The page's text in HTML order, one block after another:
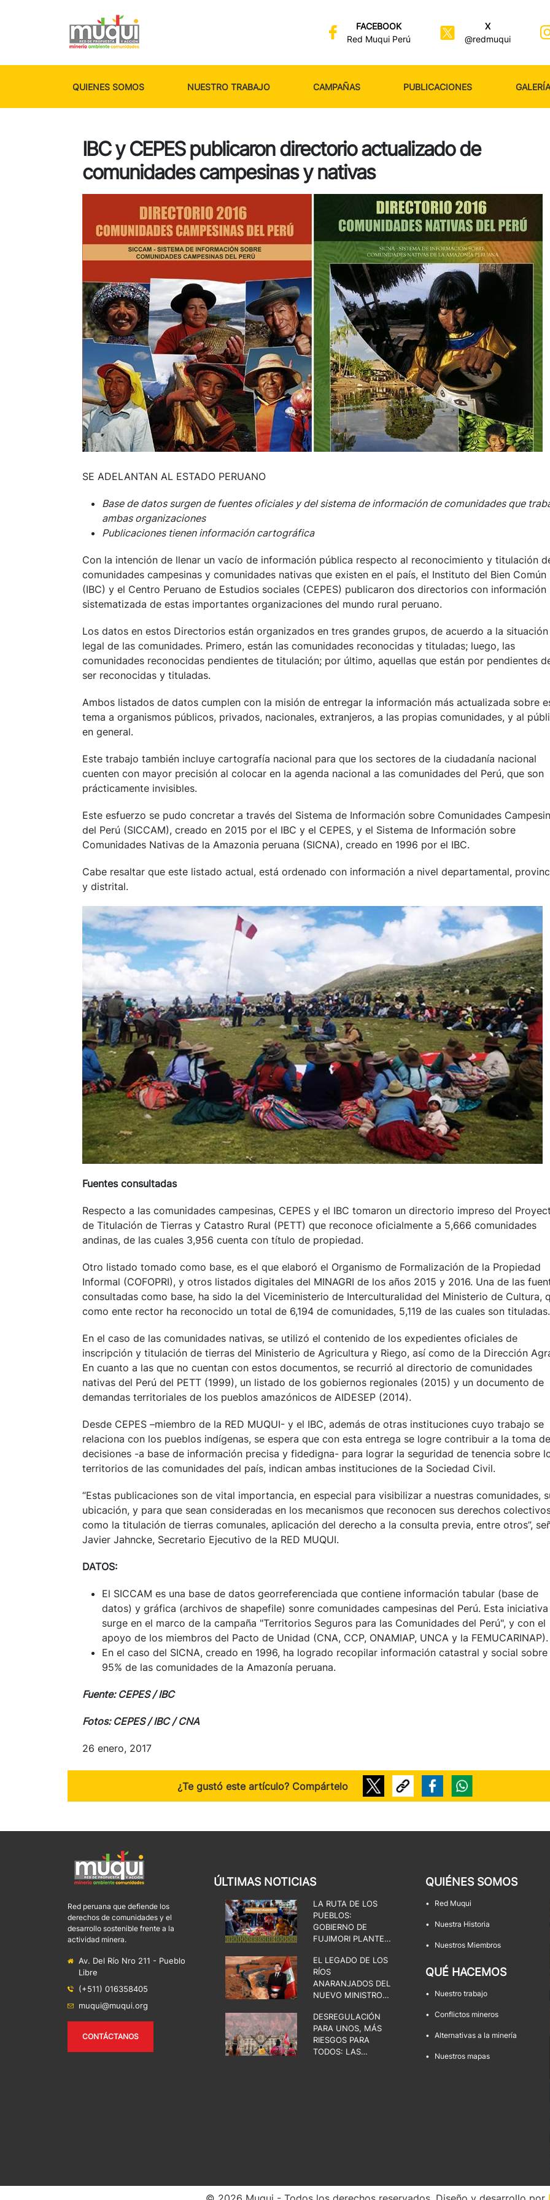
FACEBOOK
Red Muqui Perú
X
@redmuqui
QUIENES SOMOS NUESTRO TRABAJO CAMPAÑAS PUBLICACIONES GALERÍA
IBC y CEPES publicaron directorio actualizado de
comunidades campesinas y nativas
SE ADELANTAN AL ESTADO PERUANO
Base de datos surgen de fuentes oficiales y del sistema de información de comunidades que
ambas organizaciones
Publicaciones tienen información cartográfica
Con la intención de llenar un vacío de información pública respecto al reconocimiento y titulación
comunidades campesinas y comunidades nativas que existen en el país, el Instituto del Bien Común
(IBC) y el Centro Peruano de Estudios sociales (CEPES) publicaron dos directorios con información
sistematizada de estas importantes organizaciones del mundo rural peruano.
Los datos en estos Directorios están organizados en tres grandes grupos, de acuerdo a la situación
legal de las comunidades. Primero, están las comunidades reconocidas y tituladas; luego, las
comunidades reconocidas pendientes de titulación; por último, aquellas que están por pendientes
ser reconocidas y tituladas.
Ambos listados de datos cumplen con la misión de entregar la información más actualizada sobre
tema a organismos públicos, privados, nacionales, extranjeros, a las propias comunidades, y al
en general.
Este trabajo también incluye cartografía nacional para que los sectores de la ciudadanía nacional
cuenten con mayor precisión al colocar en la agenda nacional a las comunidades del Perú, que son
prácticamente invisibles.
Este esfuerzo se pudo concretar a través del Sistema de Información sobre Comunidades
del Perú (SICCAM), creado en 2015 por el IBC y el CEPES, y el Sistema de Información sobre
Comunidades Nativas de la Amazonia peruana (SICNA), creado en 1996 por el IBC.
Cabe resaltar que este listado actual, está ordenado con información a nivel departamental,
y distrital.
Fuentes consultadas
Respecto a las comunidades campesinas, CEPES y el IBC tomaron un directorio impreso del
de Titulación de Tierras y Catastro Rural (PETT) que reconoce oficialmente a 5,666 comunidades
andinas, de las cuales 3,956 cuenta con título de propiedad.
Otro listado tomado como base, es el que elaboró el Organismo de Formalización de la Propiedad
Informal (COFOPRI), y otros listados digitales del MINAGRI de los años 2015 y 2016. Una de las
consultadas como base, ha sido la del Viceministerio de Interculturalidad del Ministerio de Cultura,
como ente rector ha reconocido un total de 6,194 de comunidades, 5,119 de las cuales son tituladas.
En el caso de las comunidades nativas, se utilizó el contenido de los expedientes oficiales de
inscripción y titulación de tierras del Ministerio de Agricultura y Riego, así como de la Dirección
En cuanto a las que no cuentan con estos documentos, se recurrió al directorio de comunidades
nativas del Perú del PETT (1999), un listado de los gobiernos regionales (2015) y un documento de
demandas territoriales de los pueblos amazónicos de AIDESEP (2014).
Desde CEPES –miembro de la RED MUQUI- y el IBC, además de otras instituciones cuyo trabajo se
relaciona con los pueblos indígenas, se espera que con esta entrega se logre contribuir a la toma de
decisiones -a base de información precisa y fidedigna- para lograr la seguridad de tenencia sobre
territorios de las comunidades del país, indican ambas instituciones de la Sociedad Civil.
“Estas publicaciones son de vital importancia, en especial para visibilizar a nuestras comunidades,
ubicación, y para que sean consideradas en los mecanismos que reconocen sus derechos
como la titulación de tierras comunales, aplicación del derecho a la consulta previa, entre otros”,
Javier Jahncke, Secretario Ejecutivo de la RED MUQUI.
DATOS:
El SICCAM es una base de datos georreferenciada que contiene información tabular (base de
datos) y gráfica (archivos de shapefile) sonre comunidades campesinas del Perú. Esta iniciativa
surge en el marco de la campaña "Territorios Seguros para las Comunidades del Perú", y con el
apoyo de los miembros del Pacto de Unidad (CNA, CCP, ONAMIAP, UNCA y la FEMUCARINAP).
En el caso del SICNA, creado en 1996, ha logrado recopilar información catastral y social sobre
95% de las comunidades de la Amazonía peruana.
Fuente: CEPES / IBC
Fotos: CEPES / IBC / CNA
26 enero, 2017
¿Te gustó este artículo? Compártelo
Red peruana que defiende los
derechos de comunidades y el
desarrollo sostenible frente a la
actividad minera.
Av. Del Río Nro 211 - Pueblo
Libre
(+511) 016358405
muqui@muqui.org
CONTÁCTANOS
ÚLTIMAS NOTICIAS
LA RUTA DE LOS
PUEBLOS:
GOBIERNO DE
FUJIMORI PLANTEA
EL ESTADO, LA
DEMOCRACIA Y LOS
TERRITORIOS
EL LEGADO DE LOS
RÍOS
ANARANJADOS DEL
NUEVO MINISTRO
MINAS
DESREGULACIÓN
PARA UNOS, MÁS
RIESGOS PARA
TODOS: LAS
QUIÉNES SOMOS
• Red Muqui
• Nuestra Historia
• Nuestros Miembros
QUÉ HACEMOS
• Nuestro trabajo
• Conflictos mineros
• Alternativas a la minería
• Nuestros mapas